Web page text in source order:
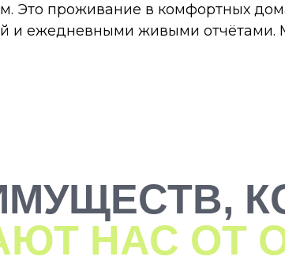
Это проживание в комфортных
и ежедневными живыми
НАС ОТ